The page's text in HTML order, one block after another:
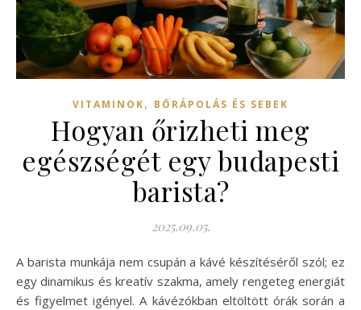
VITAMINOK, BŐRÁPOLÁS ÉS SEBEK
Hogyan őrizheti meg
egészségét egy budapesti
barista?
2025.09.05.
A barista munkája nem csupán a kávé készítéséről szól; ez
egy dinamikus és kreatív szakma, amely rengeteg energiát
és figyelmet igényel. A kávézókban eltöltött órák során a